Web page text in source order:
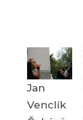
Jan
Venclík